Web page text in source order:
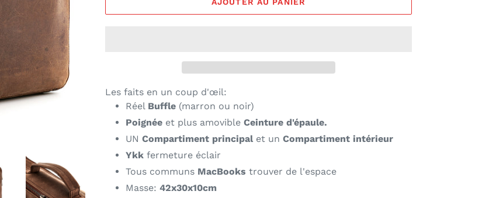
Les faits en un coup d'œil:
Réel Buffle (marron ou noir)
Poignée et plus amovible Ceinture d'épaule.
UN Compartiment principal et un Compartiment intérieur
Ykk fermeture éclair
Tous communs MacBooks trouver de l'espace
Masse: 42x30x10cm